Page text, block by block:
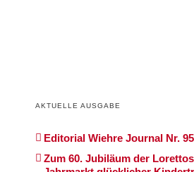
AKTUELLE AUSGABE
Editorial Wiehre Journal Nr. 95
Zum 60. Jubiläum der